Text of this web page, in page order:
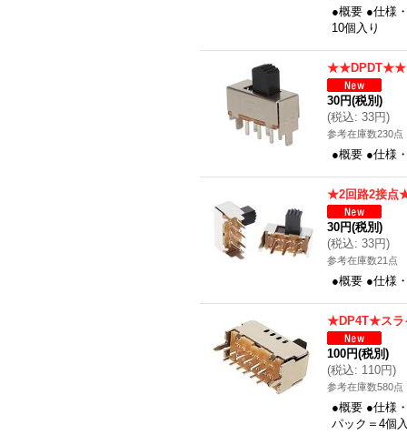
●概要 ●仕様
10個入り
★★DPDT★★
30円(税別)
(税込: 33円)
参考在庫数230点
●概要 ●仕様
★2回路2接点
30円(税別)
(税込: 33円)
参考在庫数21点
●概要 ●仕様
★DP4T★スラ
100円(税別)
(税込: 110円)
参考在庫数580点
●概要 ●仕様
パック＝4個